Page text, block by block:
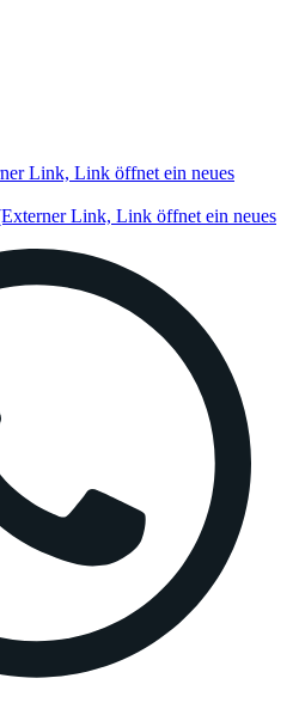
Link, Link öffnet ein neues
Link, Link öffnet ein neues